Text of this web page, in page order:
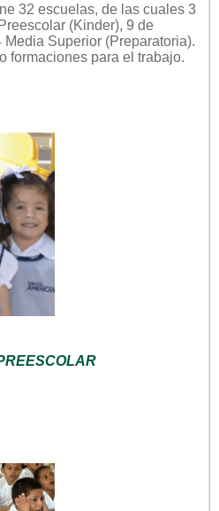
32 escuelas, de las cuales 3
(Kinder), 9 de
Superior (Preparatoria).
formaciones para el trabajo.